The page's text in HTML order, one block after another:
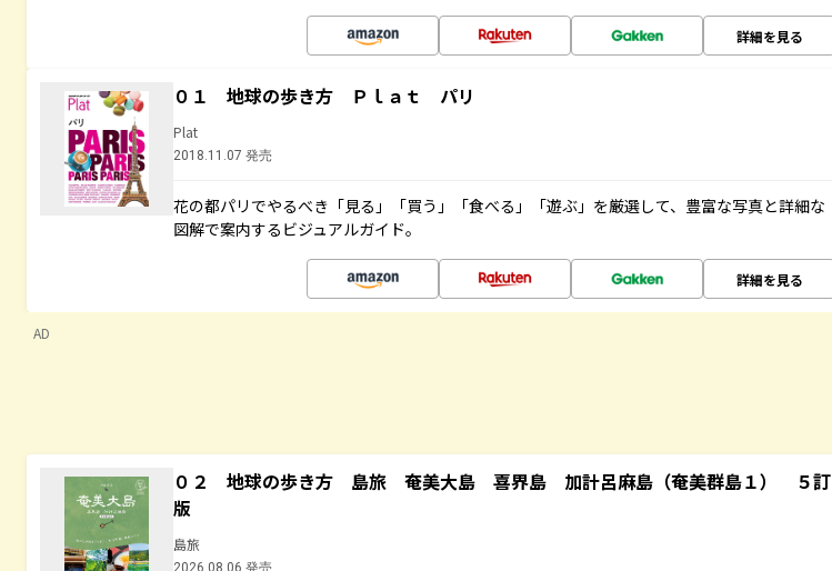
詳細を見る
０１ 地球の歩き方 Ｐｌａｔ パリ
Plat
2018.11.07 発売
花の都パリでやるべき「見る」「買う」「食べる」「遊ぶ」を厳選して、豊富な写真と詳細な
図解で案内するビジュアルガイド。
詳細を見る
AD
０２ 地球の歩き方 島旅 奄美大島 喜界島 加計呂麻島（奄美群島１） ５訂
版
島旅
2026.08.06 発売